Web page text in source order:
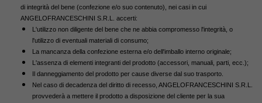
di integrità del bene (confezione e/o suo contenuto), nei casi in cui
ANGELOFRANCESCHINI S.R.L. accerti:
L'utilizzo non diligente del bene che ne abbia compromesso l'integrità, o
l'utilizzo di eventuali materiali di consumo;
La mancanza della confezione esterna e/o dell'imballo interno originale;
L'assenza di elementi integranti del prodotto (accessori, manuali, parti, ecc.);
Il danneggiamento del prodotto per cause diverse dal suo trasporto.
Nel caso di decadenza del diritto di recesso, ANGELOFRANCESCHINI S.R.L.
provvederà a mettere il prodotto a disposizione del cliente per la sua